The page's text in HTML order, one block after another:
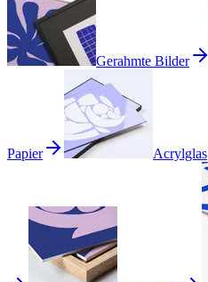
Gerahmte Bilder
Papier Acrylglas